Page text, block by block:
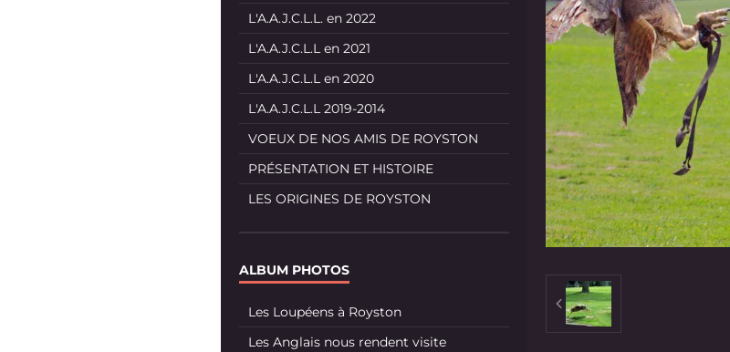
L'A.A.J.C.L.L. en 2022
L'A.A.J.C.L.L en 2021
L'A.A.J.C.L.L en 2020
L'A.A.J.C.L.L 2019-2014
VOEUX DE NOS AMIS DE ROYSTON
PRÉSENTATION ET HISTOIRE
LES ORIGINES DE ROYSTON
ALBUM PHOTOS
Les Loupéens à Royston
Les Anglais nous rendent visite